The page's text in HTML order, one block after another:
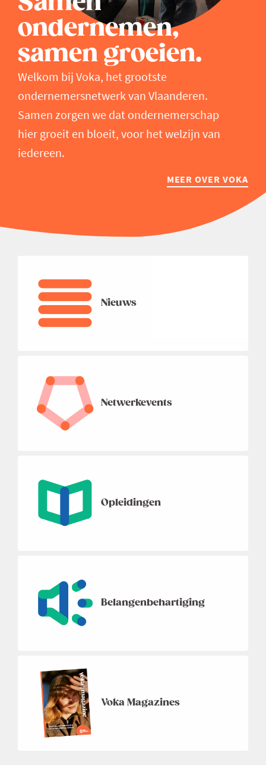
ondernemen,
samen groeien.
Welkom bij Voka, het grootste
ondernemersnetwerk van Vlaanderen.
Samen zorgen we dat ondernemerschap
hier groeit en bloeit, voor het welzijn van
iedereen.
MEER OVER VOKA
Nieuws
Netwerkevents
Opleidingen
Belangenbehartiging
Voka Magazines